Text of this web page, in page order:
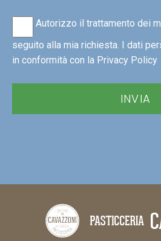
Autorizzo il trattamento dei
seguito alla mia richiesta. I dati
in conformità con la Privacy Policy